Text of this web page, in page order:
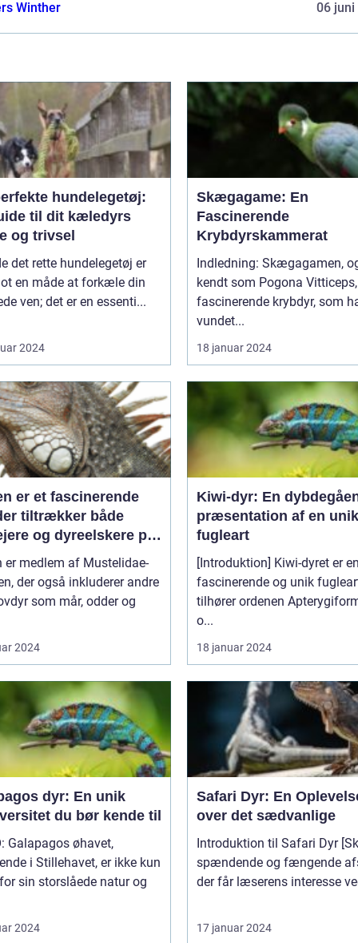
Winther 06 juni
hundelegetøj:
til dit kæledyrs
og trivsel
det rette hundelegetøj er
en måde at forkæle din
ven; det er en essenti...
2024
Skægagame: En
Fascinerende
Krybdyrskammerat
Indledning: Skægagamen, også
kendt som Pogona
fascinerende krybdyr, som
vundet...
18 januar 2024
er et fascinerende
tiltrækker både
og dyreelskere på
af sin unikke
og charme
er medlem af Mustelidae-
der også inkluderer andre
som mår, odder og
2024
Kiwi-dyr: En
præsentation af en unik
fugleart
[Introduktion] Kiwi-dyret er
fascinerende og unik
tilhører ordenen
o...
18 januar 2024
dyr: En unik
du bør kende til
Galapagos øhavet,
i Stillehavet, er ikke kun
sin storslåede natur og
2024
Safari Dyr: En
over det sædvanlige
Introduktion til Safari Dyr [Skriv et
spændende og fængende
der får læserens interesse
17 januar 2024